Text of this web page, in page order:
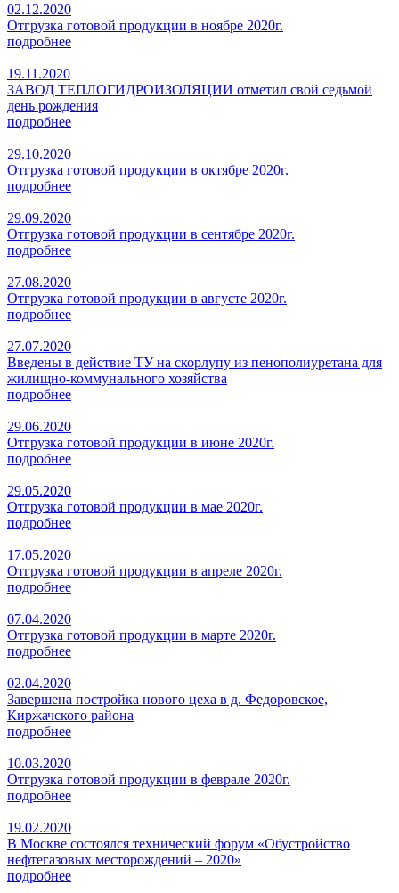
02.12.2020
Отгрузка готовой продукции в ноябре 2020г.
подробнее
19.11.2020
ЗАВОД ТЕПЛОГИДРОИЗОЛЯЦИИ отметил свой седьмой
день рождения
подробнее
29.10.2020
Отгрузка готовой продукции в октябре 2020г.
подробнее
29.09.2020
Отгрузка готовой продукции в сентябре 2020г.
подробнее
27.08.2020
Отгрузка готовой продукции в августе 2020г.
подробнее
27.07.2020
Введены в действие ТУ на скорлупу из пенополиуретана для
жилищно-коммунального хозяйства
подробнее
29.06.2020
Отгрузка готовой продукции в июне 2020г.
подробнее
29.05.2020
Отгрузка готовой продукции в мае 2020г.
подробнее
17.05.2020
Отгрузка готовой продукции в апреле 2020г.
подробнее
07.04.2020
Отгрузка готовой продукции в марте 2020г.
подробнее
02.04.2020
Завершена постройка нового цеха в д. Федоровское,
Киржачского района
подробнее
10.03.2020
Отгрузка готовой продукции в феврале 2020г.
подробнее
19.02.2020
В Москве состоялся технический форум «Обустройство
нефтегазовых месторождений – 2020»
подробнее